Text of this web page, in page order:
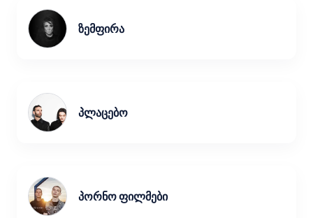
ზემფირა
პლაცებო
პორნო ფილმები